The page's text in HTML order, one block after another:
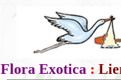
Flora Exotica :